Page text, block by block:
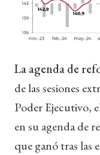
La agenda de
de las sesiones
Poder Ejecutivo,
en su agenda de
que ganó tras las